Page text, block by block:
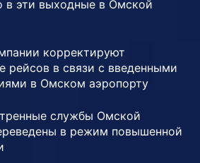
в эти выходные в Омской
корректируют
рейсов в связи с введенными
в Омском аэропорту
службы Омской
в режим повышенной